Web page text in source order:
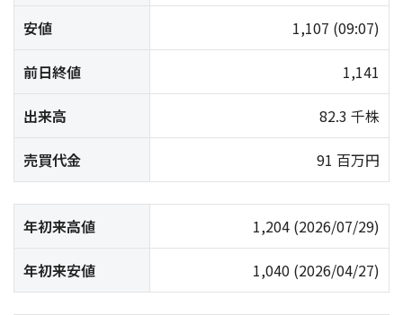
安値 1,107 (09:07)
前日終値 1,141
出来高 82.3 千株
売買代金 91 百万円
年初来高値 1,204 (2026/07/29)
年初来安値 1,040 (2026/04/27)